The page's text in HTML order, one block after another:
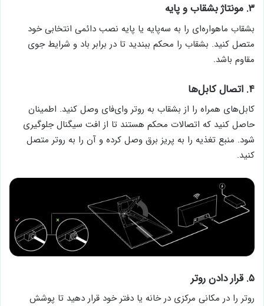
۳. مونتاژ بشقاب و پایه
بشقاب ماهواره‌ای را به سه‌پایه یا پایه نصب دائمی انتخابی خود
متصل کنید. بشقاب را محکم ببندید تا در برابر باد و شرایط جوی
مقاوم باشد.
۴. اتصال کابل‌ها
کابل‌های همراه را از بشقاب به روتر وای‌فای وصل کنید. اطمینان
حاصل کنید که اتصالات محکم هستند تا از افت سیگنال جلوگیری
شود. منبع تغذیه را به پریز برق وصل کرده و آن را به روتر متصل
کنید.
۵. قرار دادن روتر
روتر را در مکانی مرکزی در خانه یا دفتر خود قرار دهید تا پوشش